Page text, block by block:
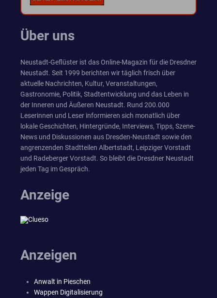
Über uns
Neustadt-Geflüster ist das Online-Magazin für die Dresdner
Neustadt. Seit 1999 berichten wir täglich frisch über
aktuelle Nachrichten, Kultur, Veranstaltungen,
Gastronomie, Politik, Stadtentwicklung und das Leben in
der Inneren und Äußeren Neustadt. Rund 200.000
Leserinnen und Leser informieren sich monatlich über
lokale Geschichten, Hintergründe, Interviews, Tipps, Szene-
News und Diskussionen aus Dresden-Neustadt sowie den
angrenzenden Stadtteilen Albertstadt, Leipziger Vorstadt
und Radeberger Vorstadt. So bleibt die Dresdner Neustadt
jeden Tag im Gespräch.
Anzeige
Anzeigen
Anwalt in Pieschen
Wappen Digitalisierung